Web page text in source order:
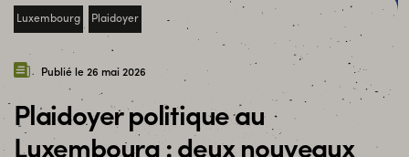
Luxembourg Plaidoyer
Publié le 26 mai 2026
Plaidoyer politique au
Luxembourg : deux nouveaux